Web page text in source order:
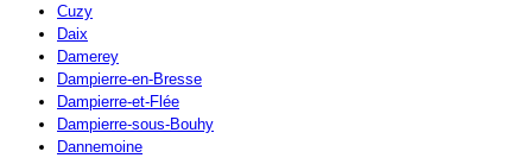
Cuzy
Daix
Damerey
Dampierre-en-Bresse
Dampierre-et-Flée
Dampierre-sous-Bouhy
Dannemoine